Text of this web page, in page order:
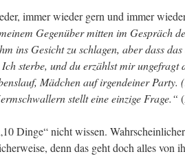
immer wieder gern und immer
Gegenüber mitten im Gespräch
ins Gesicht zu schlagen, aber dass
sterbe, und du erzählst mir ungefragt
Mädchen auf irgendeiner
stellt eine einzige Frage.“
Dinge“ nicht wissen. Wahrscheinlicher
denn das geht doch alles von